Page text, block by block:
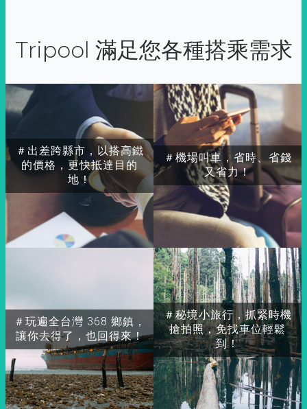
Tripool 滿足您各種搭乘需求
＃出差跨縣市，以搭高鐵
的價格，更快抵達目的
地！
＃玩遍全台灣 368 鄉鎮，
讓你去得了，也回得來！
＃秘境小旅行，抓緊時機
搶拍照，免找車位輕鬆
到！
＃機場叫車，省時、省錢
又省力！